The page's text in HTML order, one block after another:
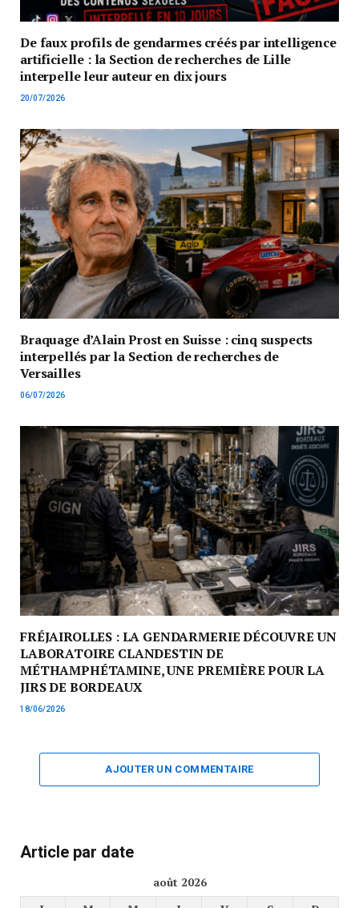
De faux profils de gendarmes créés par intelligence
artificielle : la Section de recherches de Lille
interpelle leur auteur en dix jours
20/07/2026
Braquage d’Alain Prost en Suisse : cinq suspects
interpellés par la Section de recherches de
Versailles
06/07/2026
FRÉJAIROLLES : LA GENDARMERIE DÉCOUVRE UN
LABORATOIRE CLANDESTIN DE
MÉTHAMPHÉTAMINE, UNE PREMIÈRE POUR LA
JIRS DE BORDEAUX
18/06/2026
AJOUTER UN COMMENTAIRE
Article par date
août 2026